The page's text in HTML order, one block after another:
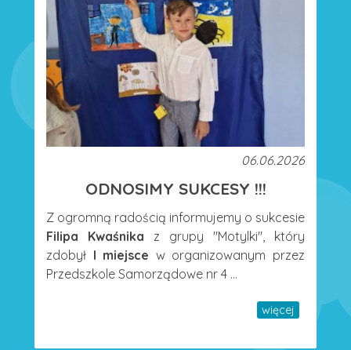
06.06.2026
ODNOSIMY SUKCESY !!!
Z ogromną radością informujemy o sukcesie
Filipa Kwaśnika z grupy "Motylki", który
zdobył I miejsce w organizowanym przez
Przedszkole Samorządowe nr 4 ...
więcej